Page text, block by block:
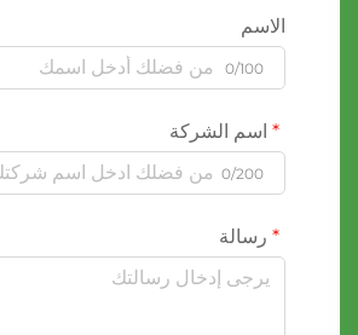
الاسم
0/100
اسم الشركة
0/200
رسالة